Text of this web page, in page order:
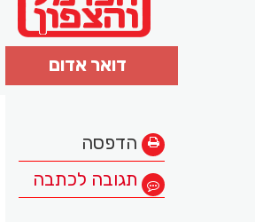
דואר אדום
הדפסה
תגובה לכתבה